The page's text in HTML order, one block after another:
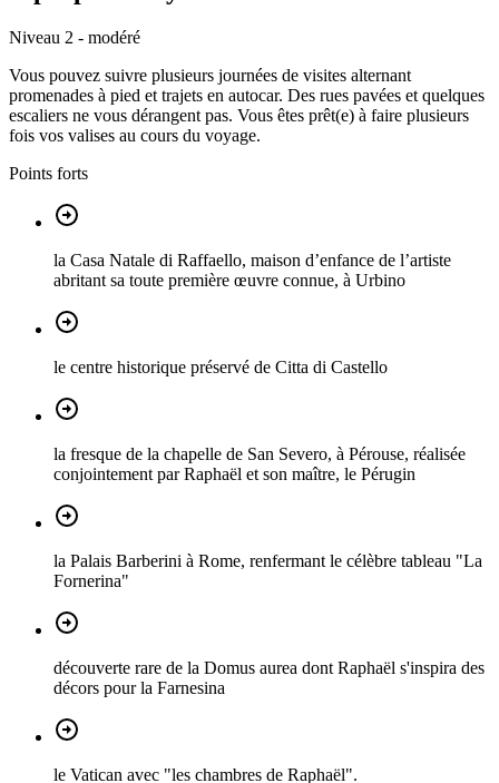
Niveau 2 - modéré
Vous pouvez suivre plusieurs journées de visites alternant
promenades à pied et trajets en autocar. Des rues pavées et quelques
escaliers ne vous dérangent pas. Vous êtes prêt(e) à faire plusieurs
fois vos valises au cours du voyage.
Points forts
la Casa Natale di Raffaello, maison d’enfance de l’artiste
abritant sa toute première œuvre connue, à Urbino
le centre historique préservé de Citta di Castello
la fresque de la chapelle de San Severo, à Pérouse, réalisée
conjointement par Raphaël et son maître, le Pérugin
la Palais Barberini à Rome, renfermant le célèbre tableau "La
Fornerina"
découverte rare de la Domus aurea dont Raphaël s'inspira des
décors pour la Farnesina
le Vatican avec "les chambres de Raphaël".